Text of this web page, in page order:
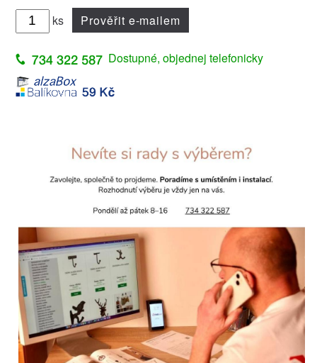
ks Prověřit e-mailem
Dostupné, objednej telefonicky